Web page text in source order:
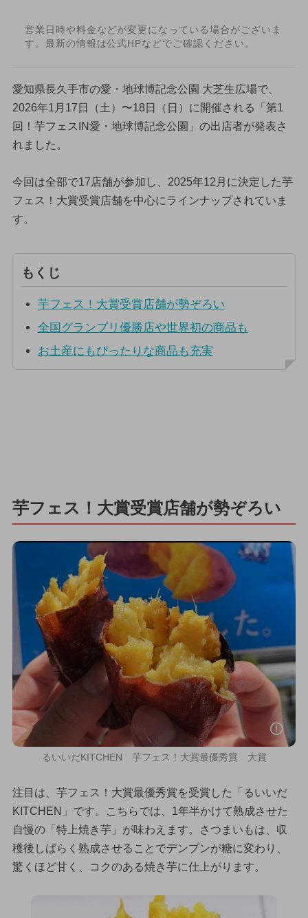
営業日時や料金などが変更になっている場合がございま
す。最新の情報は公式HPなどでご確認ください。
愛知県長久手市の愛・地球博記念公園 大芝生広場で、
2026年1月17日（土）〜18日（日）に開催される「第1
回！芋フェスIN愛・地球博記念公園」の出店者が発表さ
れました。
今回は全部で17店舗が参加し、2025年12月に決定した芋
フェス！大賞受賞店舗を中心にラインナップされていま
す。
もくじ
芋フェス！大賞受賞店舗が勢ぞろい
全国グランプリ優勝店や世界初の商品も
お土産にもぴったりな商品も充実
芋フェス！大賞受賞店舗が勢ぞろい
るいいだKITCHEN 芋フェス！大賞最優秀賞 大賞
注目は、芋フェス！大賞最優秀賞を受賞した「るいいだ
KITCHEN」です。こちらでは、1年半かけて熟成させた
自慢の「特上焼き芋」が味わえます。さつまいもは、収
穫後しばらく熟成させることでデンプンが糖に変わり、
驚くほど甘く、コクのある焼き芋に仕上がります。